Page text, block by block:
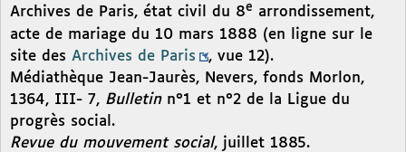
Archives de Paris, état civil du 8e arrondissement,
acte de mariage du 10 mars 1888 (en ligne sur le
site des Archives de Paris
, vue 12).
Médiathèque Jean-Jaurès, Nevers, fonds Morlon,
1364, III- 7, Bulletin n°1 et n°2 de la Ligue du
progrès social.
Revue du mouvement social, juillet 1885.